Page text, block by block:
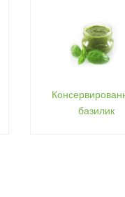
базилик